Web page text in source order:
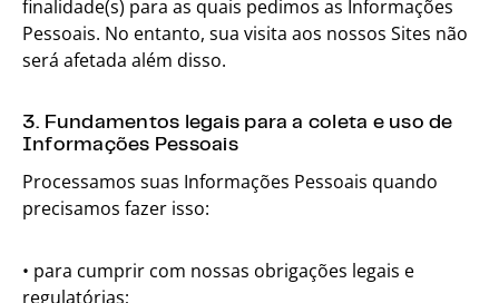
finalidade(s) para as quais pedimos as Informações
Pessoais. No entanto, sua visita aos nossos Sites não
será afetada além disso.
3. Fundamentos legais para a coleta e uso de
Informações Pessoais
Processamos suas Informações Pessoais quando
precisamos fazer isso:
• para cumprir com nossas obrigações legais e
regulatórias;